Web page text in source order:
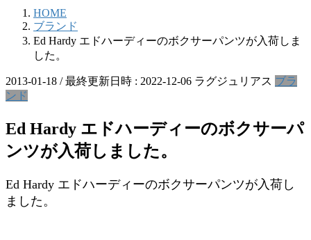
HOME
ブランド
Ed Hardy エドハーディーのボクサーパンツが入荷しま
した。
2013-01-18 / 最終更新日時 : 2022-12-06 ラグジュリアス ブラ
ンド
Ed Hardy エドハーディーのボクサーパ
ンツが入荷しました。
Ed Hardy エドハーディーのボクサーパンツが入荷し
ました。